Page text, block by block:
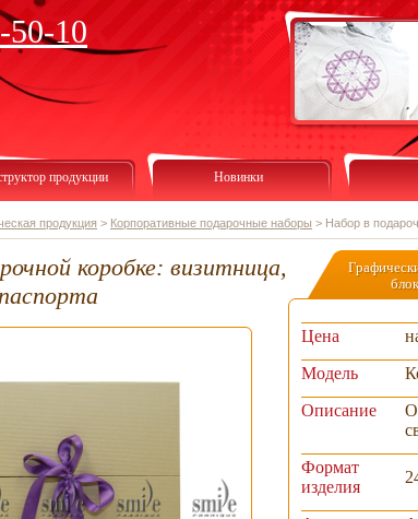
50-10
продукции Новинки
продукция > Корпоративные подарочные наборы > Набор в
коробке: визитница,
Цена
Модель
Описание
Формат
изделия